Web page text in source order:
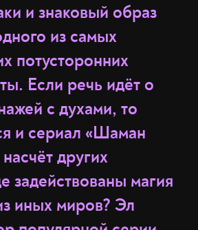
и знаковый образ
из самых
потусторонних
Если речь идёт о
с духами, то
и сериал «Шаман
других
задействованы магия
иных миров? Эл